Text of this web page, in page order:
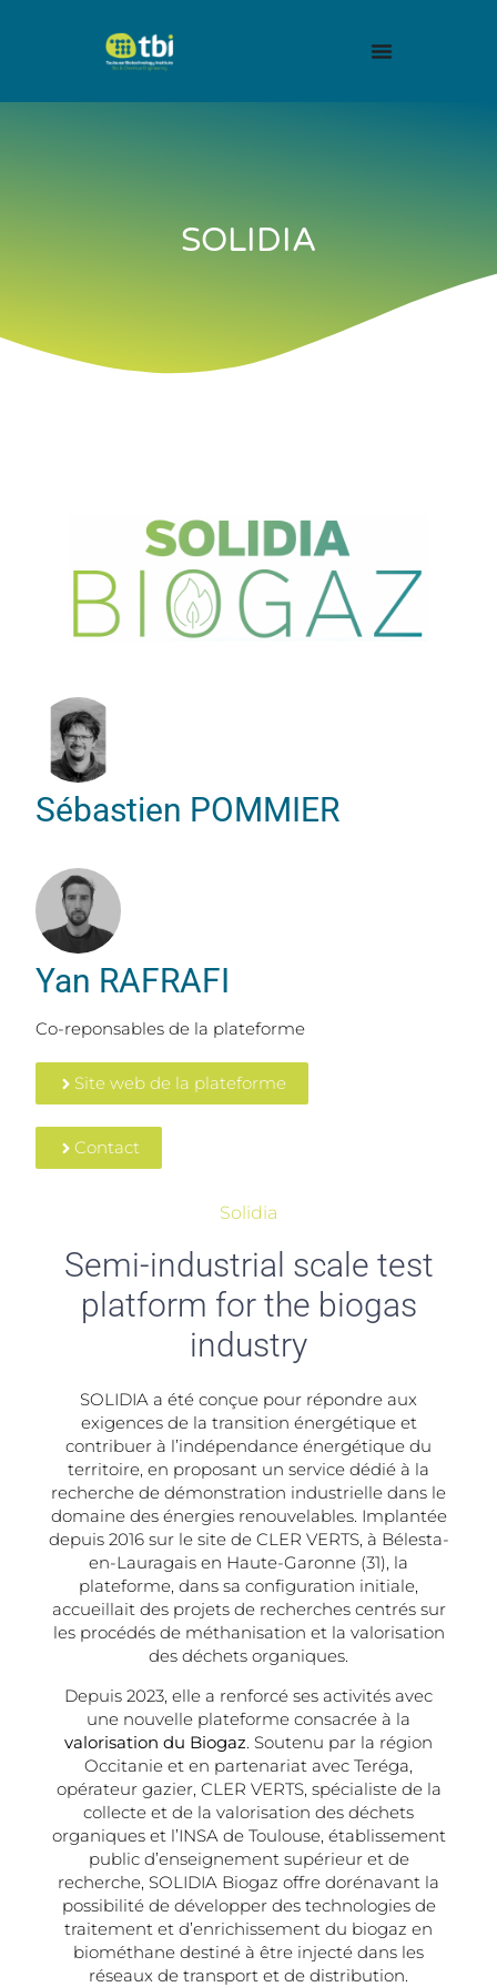
SOLIDIA
Solidia
Semi-industrial scale test
platform for the biogas
industry
SOLIDIA a été conçue pour répondre aux
exigences de la transition énergétique et
contribuer à l’indépendance énergétique du
territoire, en proposant un service dédié à la
recherche de démonstration industrielle dans le
domaine des énergies renouvelables. Implantée
depuis 2016 sur le site de CLER VERTS, à Bélesta-
en-Lauragais en Haute-Garonne (31), la
plateforme, dans sa configuration initiale,
accueillait des projets de recherches centrés sur
les procédés de méthanisation et la valorisation
des déchets organiques.
Depuis 2023, elle a renforcé ses activités avec
une nouvelle plateforme consacrée à la
valorisation du Biogaz. Soutenu par la région
Occitanie et en partenariat avec Teréga,
opérateur gazier, CLER VERTS, spécialiste de la
collecte et de la valorisation des déchets
organiques et l’INSA de Toulouse, établissement
public d’enseignement supérieur et de
recherche, SOLIDIA Biogaz offre dorénavant la
possibilité de développer des technologies de
traitement et d’enrichissement du biogaz en
biométhane destiné à être injecté dans les
réseaux de transport et de distribution.
Sébastien POMMIER
Yan RAFRAFI
Co-reponsables de la plateforme
Site web de la plateforme
Contact